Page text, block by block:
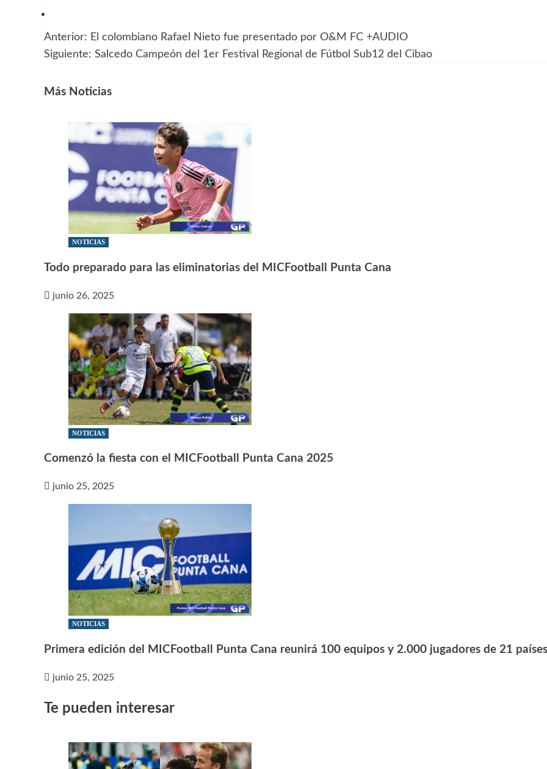
Navegación
entradas
Anterior: El colombiano Rafael Nieto fue presentado por O&M FC +AUDIO
Siguiente: Salcedo Campeón del 1er Festival Regional de Fútbol Sub12 del Cibao
Más Noticias
NOTICIAS
Todo preparado para las eliminatorias del MICFootball Punta Cana
junio 26, 2025
NOTICIAS
Comenzó la fiesta con el MICFootball Punta Cana 2025
junio 25, 2025
NOTICIAS
Primera edición del MICFootball Punta Cana reunirá 100 equipos y 2.000 jugadores de 21 países
junio 25, 2025
Te pueden interesar